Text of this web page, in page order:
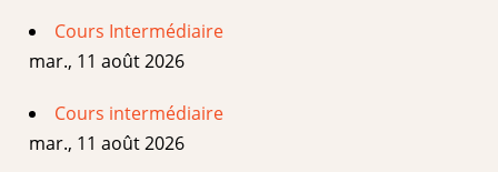
Cours Intermédiaire
mar., 11 août 2026
Cours intermédiaire
mar., 11 août 2026